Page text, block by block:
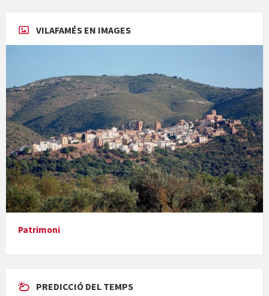
Concerts al Museu
Presentació del llibre &quot;La mare&quot;, d'Emma Zafon
En Bum
VILAFAMÉS EN IMAGES
Patrimoni
PREDICCIÓ DEL TEMPS